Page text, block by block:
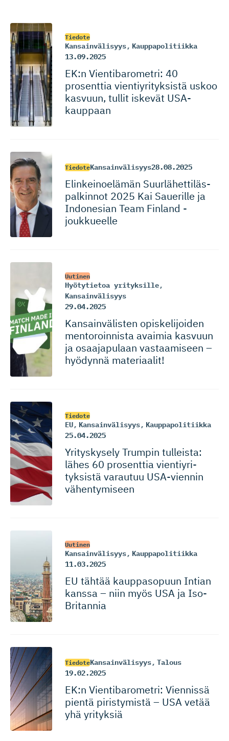
Tiedote
Kansainvälisyys, Kauppapolitiikka
13.09.2025
EK:n Vientibaro­metri: 40
prosenttia vientiyri­tyksistä uskoo
kasvuun, tullit iskevät USA-
kauppaan
TiedoteKansainvälisyys28.08.2025
Elinkeinoelämän Suurlähet­ti­läs­
pal­kinnot 2025 Kai Sauerille ja
Indonesian Team Finland -
joukkueelle
Uutinen
Hyötytietoa yrityksille,
Kansainvälisyys
29.04.2025
Kansainvä­listen opiskelijoiden
mentoroinnista avaimia kasvuun
ja osaajapulaan vastaamiseen –
hyödynnä materiaalit!
Tiedote
EU, Kansainvälisyys, Kauppapolitiikka
25.04.2025
Yrityskysely Trumpin tulleista:
lähes 60 prosenttia vientiyri­
tyksistä varautuu USA-viennin
vähentymiseen
Uutinen
Kansainvälisyys, Kauppapolitiikka
11.03.2025
EU tähtää kauppasopuun Intian
kanssa – niin myös USA ja Iso-
Britannia
TiedoteKansainvälisyys, Talous
19.02.2025
EK:n Vientibaro­metri: Viennissä
pientä piristymistä – USA vetää
yhä yrityksiä